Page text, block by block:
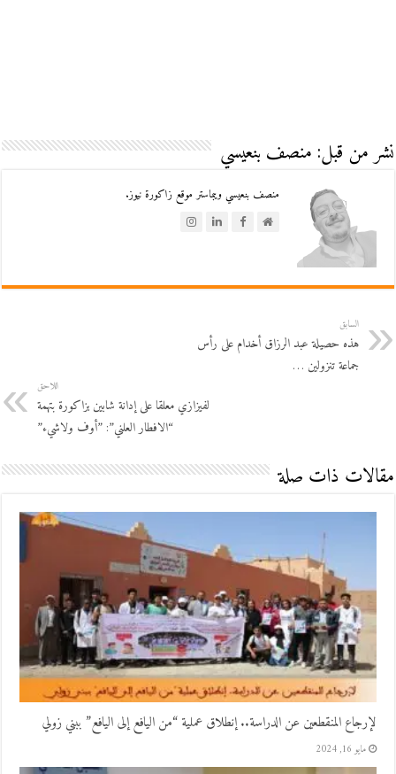
نشر من قبل: منصف بنعيسي
منصف بنعيسي ويبماستر موقع زاكورة نيوز.
السابق
هذه حصيلة عبد الرزاق أخدام على رأس
جماعة تنزولين …
اللاحق
لفيزازي معلقا على إدانة شابين بزاكورة بتهمة
“الافطار العلني”: ”أوف ولاشيء”
مقالات ذات صلة
لإرجاع المنقطعين عن الدراسة.. إنطلاق عملية “من اليافع إلى اليافع” ببني زولي
مايو 16, 2024